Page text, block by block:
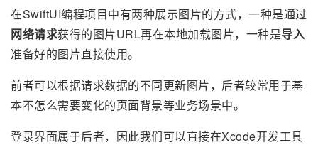
在SwiftUI编程项目中有两种展示图片的方式，一种是通过
网络请求获得的图片URL再在本地加载图片，一种是导入
准备好的图片直接使用。
前者可以根据请求数据的不同更新图片，后者较常用于基
本不怎么需要变化的页面背景等业务场景中。
登录界面属于后者，因此我们可以直接在Xcode开发工具